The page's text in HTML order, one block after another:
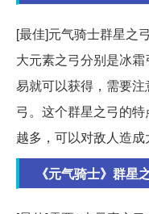
[最佳]元气骑士群星之
大元素之弓分别是冰
易就可以获得，需要
弓。这个群星之弓的
越多，可以对敌人造成
《元气骑士》群星